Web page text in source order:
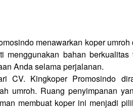
menawarkan koper
menggunakan bahan
Anda selama perjalanan.
CV. Kingkoper Promosindo
umroh. Ruang penyimpanan
membuat koper ini menjadi